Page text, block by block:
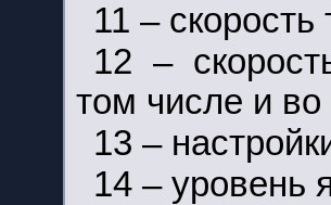
11 –
12 –
том числе и
13 –
14 – уровень